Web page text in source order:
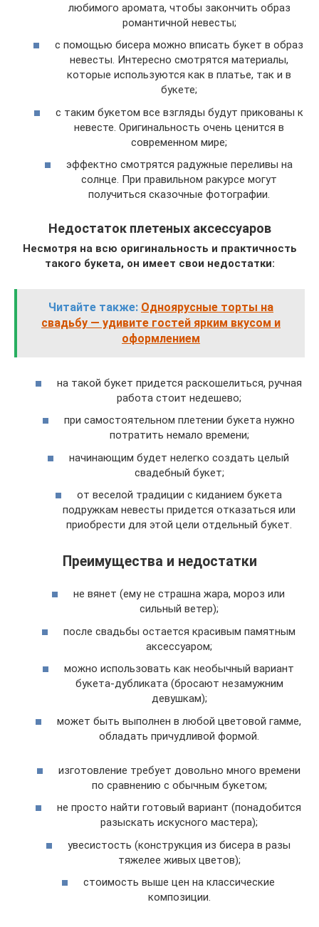
любимого аромата, чтобы закончить образ
романтичной невесты;
с помощью бисера можно вписать букет в образ
невесты. Интересно смотрятся материалы,
которые используются как в платье, так и в
букете;
с таким букетом все взгляды будут прикованы к
невесте. Оригинальность очень ценится в
современном мире;
эффектно смотрятся радужные переливы на
солнце. При правильном ракурсе могут
получиться сказочные фотографии.
Недостаток плетеных аксессуаров
Несмотря на всю оригинальность и практичность
такого букета, он имеет свои недостатки:
Читайте также: Одноярусные торты на
свадьбу — удивите гостей ярким вкусом и
оформлением
на такой букет придется раскошелиться, ручная
работа стоит недешево;
при самостоятельном плетении букета нужно
потратить немало времени;
начинающим будет нелегко создать целый
свадебный букет;
от веселой традиции с киданием букета
подружкам невесты придется отказаться или
приобрести для этой цели отдельный букет.
Преимущества и недостатки
не вянет (ему не страшна жара, мороз или
сильный ветер);
после свадьбы остается красивым памятным
аксессуаром;
можно использовать как необычный вариант
букета-дубликата (бросают незамужним
девушкам);
может быть выполнен в любой цветовой гамме,
обладать причудливой формой.
изготовление требует довольно много времени
по сравнению с обычным букетом;
не просто найти готовый вариант (понадобится
разыскать искусного мастера);
увесистость (конструкция из бисера в разы
тяжелее живых цветов);
стоимость выше цен на классические
композиции.